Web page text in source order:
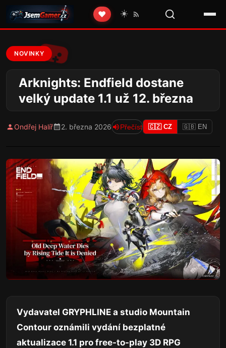
❤️ ☀️
NOVINKY
Arknights: Endfield dostane
velký update 1.1 už 12. března
Ondřej Halíř 2. března 2026 Přečíst 🇨🇿 CZ 🇬🇧 EN
Vydavatel GRYPHLINE a studio Mountain
Contour oznámili vydání bezplatné
aktualizace 1.1 pro free-to-play 3D RPG